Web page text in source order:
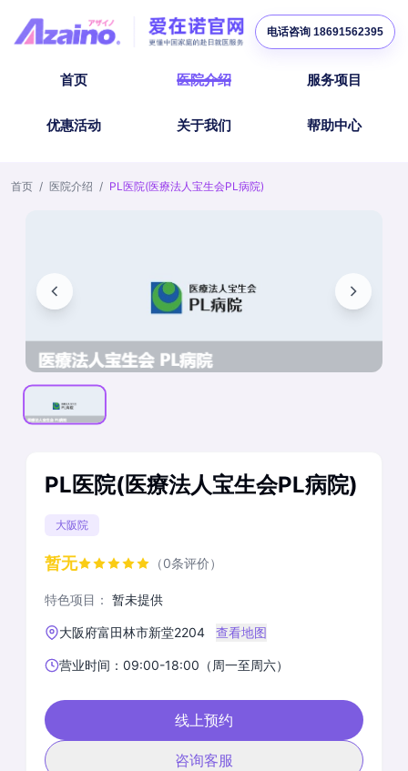
首页 医院介绍 服务项目
优惠活动 关于我们 帮助中心
电话咨询 18691562395
首页 / 医院介绍 / PL医院(医療法人宝生会PL病院)
PL医院(医療法人宝生会PL病院)
大阪院
暂无 （0条评价）
特色项目： 暂未提供
大阪府富田林市新堂2204 查看地图
营业时间：09:00-18:00（周一至周六）
线上预约
咨询客服